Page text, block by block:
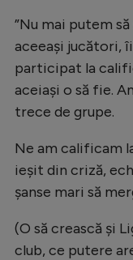
”Nu mai putem
aceeași jucători,
participat la
aceiași o să fie.
trece de grupe.
Ne am calificam
ieșit din criză,
șanse mari să
(O să crească și
club, ce putere